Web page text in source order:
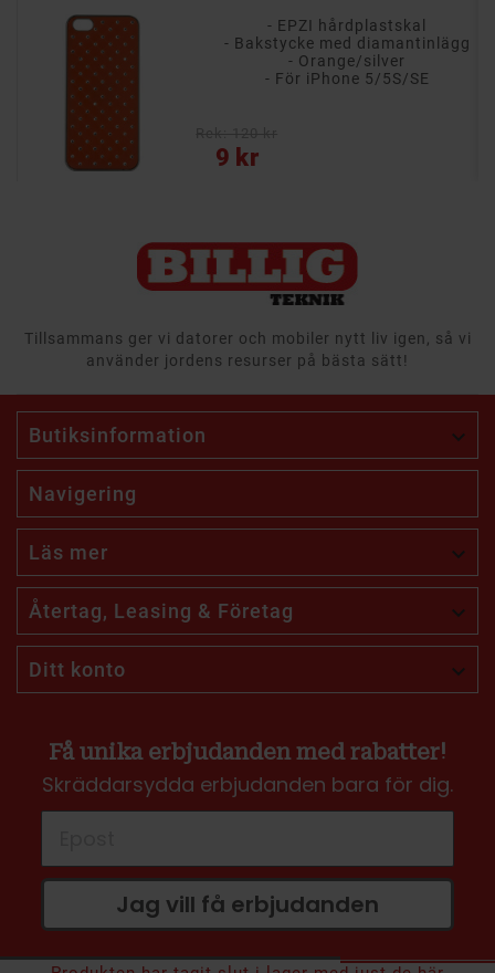
- Belkin Shield Matte
- För iPhone 5/5S/SE
- Röd
- Tillverkat av polykarbonat
9 kr
Pris
Tillsammans ger vi datorer och mobiler nytt liv igen, så vi
använder jordens resurser på bästa sätt!
Butiksinformation 
Navigering
Läs mer 
Återtag, Leasing & Företag 
Ditt konto 
Få unika erbjudanden med rabatter!
Skräddarsydda erbjudanden bara för dig.
Jag vill få erbjudanden